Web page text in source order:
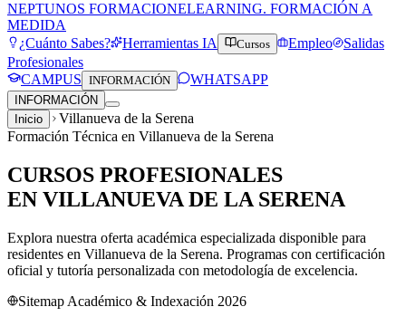
NEPTUNOS FORMACIONELEARNING. FORMACIÓN A
MEDIDA
¿Cuánto Sabes?
Herramientas IA Cursos Empleo
Salidas
Profesionales
CAMPUS INFORMACIÓN WHATSAPP
INFORMACIÓN
Inicio
Villanueva de la Serena
Formación Técnica en Villanueva de la Serena
CURSOS PROFESIONALES
EN VILLANUEVA DE LA SERENA
Explora nuestra oferta académica especializada disponible para
residentes en Villanueva de la Serena. Programas con certificación
oficial y tutoría personalizada con metodología de excelencia.
Sitemap Académico & Indexación 2026